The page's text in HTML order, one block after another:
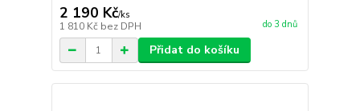
2 190 Kč/ks
1 810 Kč bez DPH do 3 dnů
Přidat do košíku